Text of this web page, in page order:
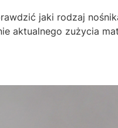
jaki rodzaj
aktualnego zużycia